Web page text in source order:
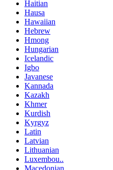
Haitian
Hausa
Hawaiian
Hebrew
Hmong
Hungarian
Icelandic
Igbo
Javanese
Kannada
Kazakh
Khmer
Kurdish
Kyrgyz
Latin
Latvian
Lithuanian
Luxembou..